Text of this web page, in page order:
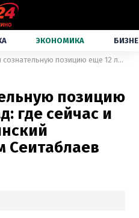
ЭКОНОМИКА
Выбрал сознательную позицию еще 12 лет назад: где сейчас и воюет ли украинский режиссер Ахтем Сеитаблаев
позицию
где сейчас и
Сеитаблаев